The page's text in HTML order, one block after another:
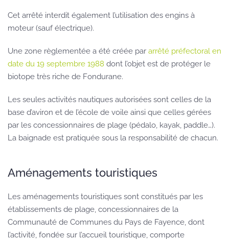
Cet arrêté interdit également l’utilisation des engins à
moteur (sauf électrique).
Une zone règlementée a été créée par arrêté préfectoral en
date du 19 septembre 1988 dont l’objet est de protéger le
biotope très riche de Fondurane.
Les seules activités nautiques autorisées sont celles de la
base d’aviron et de l’école de voile ainsi que celles gérées
par les concessionnaires de plage (pédalo, kayak, paddle…).
La baignade est pratiquée sous la responsabilité de chacun.
Aménagements touristiques
Les aménagements touristiques sont constitués par les
établissements de plage, concessionnaires de la
Communauté de Communes du Pays de Fayence, dont
l’activité, fondée sur l’accueil touristique, comporte